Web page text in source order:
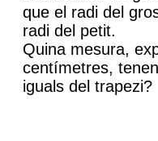
que el radi del
radi del petit.
Quina mesura,
centímetres,
iguals del trapezi?